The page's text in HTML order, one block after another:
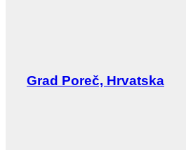
Grad Poreč, Hrvatska